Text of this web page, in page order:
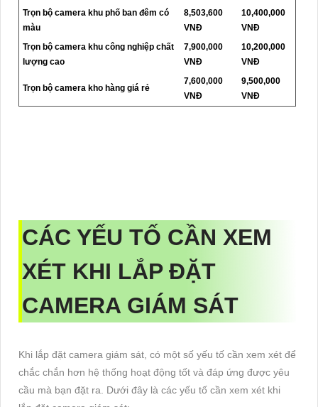
Trọn bộ camera khu phố ban đêm có
màu
8,503,600
VNĐ
10,400,000
VNĐ
Trọn bộ camera khu công nghiệp chất
lượng cao
7,900,000
VNĐ
10,200,000
VNĐ
Trọn bộ camera kho hàng giá rẻ
7,600,000
VNĐ
9,500,000
VNĐ
CÁC YẾU TỐ CẦN XEM
XÉT KHI LẮP ĐẶT
CAMERA GIÁM SÁT
Khi lắp đặt camera giám sát, có một số yếu tố cần xem xét để
chắc chắn hơn hệ thống hoạt động tốt và đáp ứng được yêu
cầu mà bạn đặt ra. Dưới đây là các yếu tố cần xem xét khi